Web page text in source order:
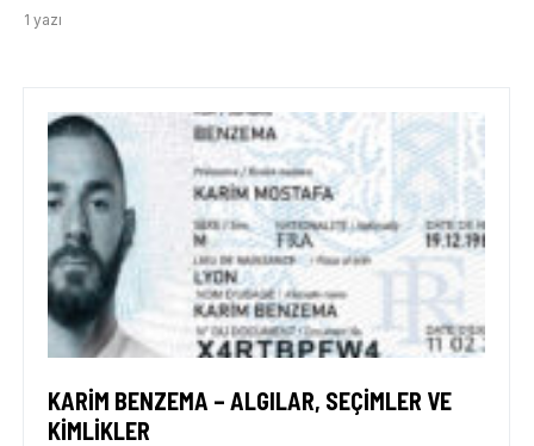
1 yazı
KARIM BENZEMA – ALGILAR, SEÇIMLER VE
KIMLIKLER